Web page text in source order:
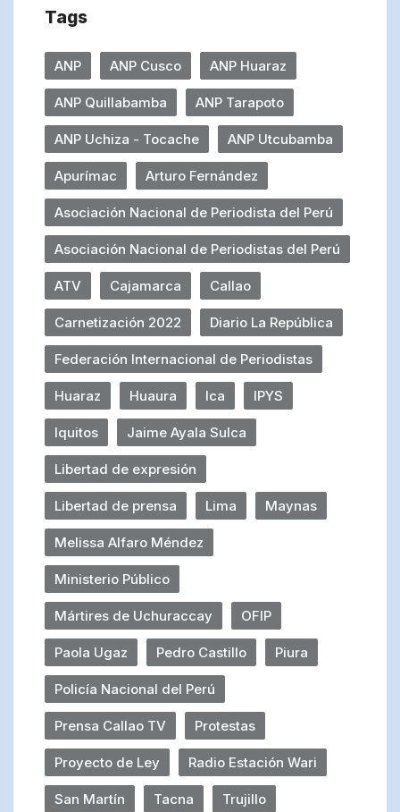
Tags
ANP ANP Cusco ANP Huaraz
ANP Quillabamba ANP Tarapoto
ANP Uchiza - Tocache ANP Utcubamba
Apurímac Arturo Fernández
Asociación Nacional de Periodista del Perú
Asociación Nacional de Periodistas del Perú
ATV Cajamarca Callao
Carnetización 2022 Diario La República
Federación Internacional de Periodistas
Huaraz Huaura Ica IPYS
Iquitos Jaime Ayala Sulca
Libertad de expresión
Libertad de prensa Lima Maynas
Melissa Alfaro Méndez
Ministerio Público
Mártires de Uchuraccay OFIP
Paola Ugaz Pedro Castillo Piura
Policía Nacional del Perú
Prensa Callao TV Protestas
Proyecto de Ley Radio Estación Wari
San Martín Tacna Trujillo